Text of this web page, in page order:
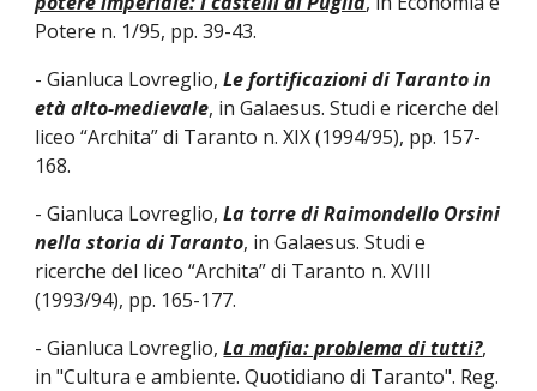
Potere n. 1/95, pp. 39-43.
- Gianluca Lovreglio,Le fortificazioni di Taranto in
età alto-medievale, in Galaesus. Studi e ricerche del
liceo “Archita” di Taranto n. XIX (1994/95), pp. 157-
168.
- Gianluca Lovreglio,La torre di Raimondello Orsini
nella storia di Taranto, in Galaesus. Studi e
ricerche del liceo “Archita” di Taranto n. XVIII
(1993/94), pp. 165-177.
- Gianluca Lovreglio,La mafia: problema di tutti?,
in "Cultura e ambiente. Quotidiano di Taranto". Reg.